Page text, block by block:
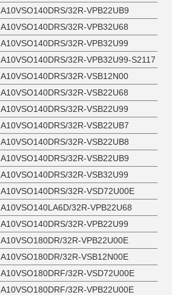
A10VSO140DRS/32R-VPB22UB9
A10VSO140DRS/32R-VPB32U68
A10VSO140DRS/32R-VPB32U99
A10VSO140DRS/32R-VPB32U99-S2117
A10VSO140DRS/32R-VSB12N00
A10VSO140DRS/32R-VSB22U68
A10VSO140DRS/32R-VSB22U99
A10VSO140DRS/32R-VSB22UB7
A10VSO140DRS/32R-VSB22UB8
A10VSO140DRS/32R-VSB22UB9
A10VSO140DRS/32R-VSB32U99
A10VSO140DRS/32R-VSD72U00E
A10VSO140LA6D/32R-VPB22U68
A10VSO140DRS/32R-VPB22U99
A10VSO180DR/32R-VPB22U00E
A10VSO180DR/32R-VSB12N00E
A10VSO180DRF/32R-VSD72U00E
A10VSO180DRF/32R-VPB22U00E